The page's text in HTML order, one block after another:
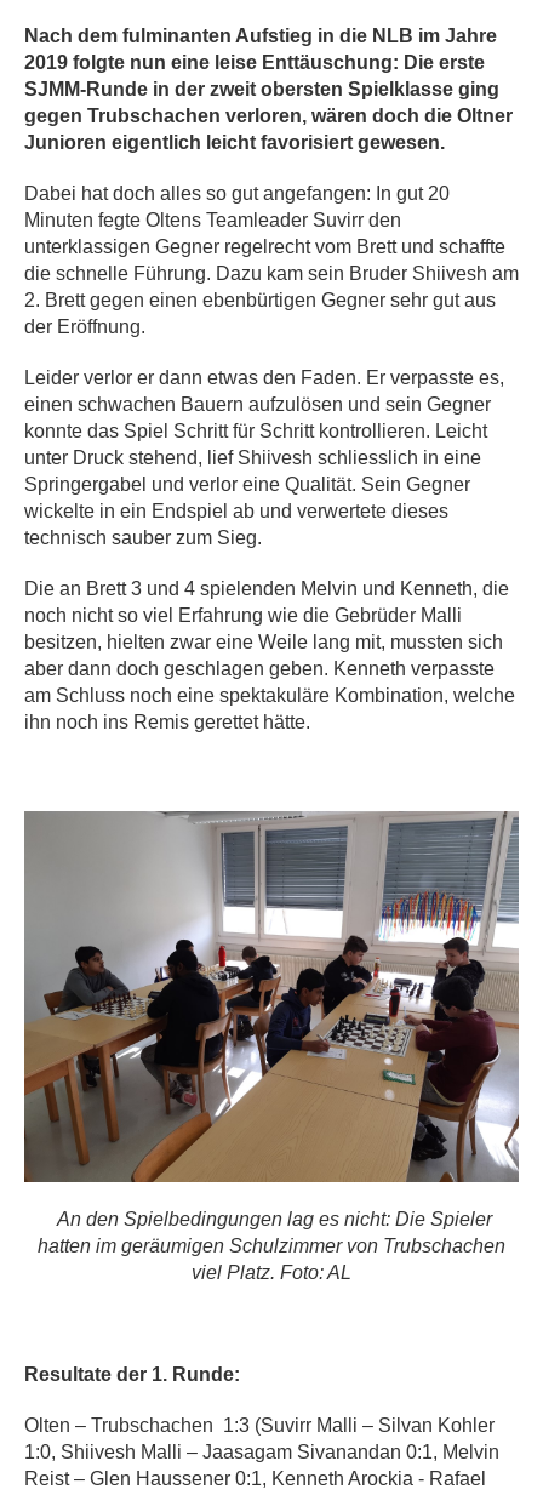
Nach dem fulminanten Aufstieg in die NLB im Jahre
2019 folgte nun eine leise Enttäuschung: Die erste
SJMM-Runde in der zweit obersten Spielklasse ging
gegen Trubschachen verloren, wären doch die Oltner
Junioren eigentlich leicht favorisiert gewesen.
Dabei hat doch alles so gut angefangen: In gut 20
Minuten fegte Oltens Teamleader Suvirr den
unterklassigen Gegner regelrecht vom Brett und schaffte
die schnelle Führung. Dazu kam sein Bruder Shiivesh am
2. Brett gegen einen ebenbürtigen Gegner sehr gut aus
der Eröffnung.
Leider verlor er dann etwas den Faden. Er verpasste es,
einen schwachen Bauern aufzulösen und sein Gegner
konnte das Spiel Schritt für Schritt kontrollieren. Leicht
unter Druck stehend, lief Shiivesh schliesslich in eine
Springergabel und verlor eine Qualität. Sein Gegner
wickelte in ein Endspiel ab und verwertete dieses
technisch sauber zum Sieg.
Die an Brett 3 und 4 spielenden Melvin und Kenneth, die
noch nicht so viel Erfahrung wie die Gebrüder Malli
besitzen, hielten zwar eine Weile lang mit, mussten sich
aber dann doch geschlagen geben. Kenneth verpasste
am Schluss noch eine spektakuläre Kombination, welche
ihn noch ins Remis gerettet hätte.
An den Spielbedingungen lag es nicht: Die Spieler
hatten im geräumigen Schulzimmer von Trubschachen
viel Platz. Foto: AL
Resultate der 1. Runde:
Olten – Trubschachen 1:3 (Suvirr Malli – Silvan Kohler
1:0, Shiivesh Malli – Jaasagam Sivanandan 0:1, Melvin
Reist – Glen Haussener 0:1, Kenneth Arockia - Rafael